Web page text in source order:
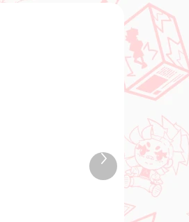
NA SKLADE
(2 KS)
Ďalší
produkt